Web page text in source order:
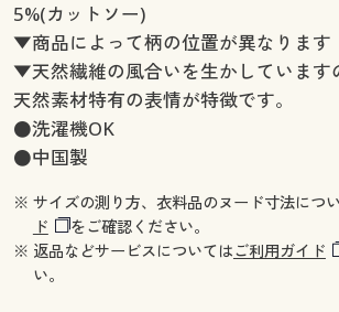
5%(カットソー)
▼商品によって柄の位置が異なります
▼天然繊維の風合いを生かしています
天然素材特有の表情が特徴です。
●洗濯機OK
●中国製
※ サイズの測り方、衣料品のヌード寸法につ
ド
をご確認ください。
※ 返品などサービスについてはご利用ガイド
い。